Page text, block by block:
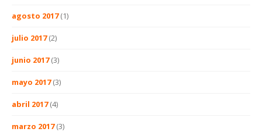
agosto 2017(1)
julio 2017(2)
junio 2017(3)
mayo 2017(3)
abril 2017(4)
marzo 2017(3)